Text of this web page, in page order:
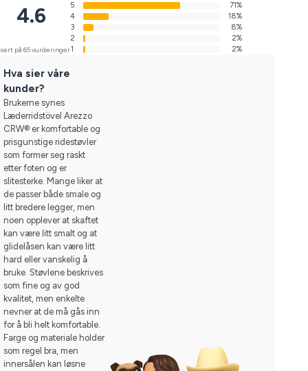
4.6
på 65 vurderinger
5
71%
4
18%
3
8%
2
2%
1
2%
Hva sier våre
kunder?
Brukerne synes
Læderridstövel Arezzo
CRW® er komfortable og
prisgunstige ridestøvler
som former seg raskt
etter foten og er
slitesterke. Mange liker at
de passer både smale og
litt bredere legger, men
noen opplever at skaftet
kan være litt smalt og at
glidelåsen kan være litt
hard eller vanskelig å
bruke. Støvlene beskrives
som fine og av god
kvalitet, men enkelte
nevner at de må gås inn
for å bli helt komfortable.
Farge og materiale holder
som regel bra, men
innersålen kan løsne